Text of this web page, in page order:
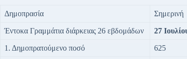
Δημοπρασία Σημερινή
Έντοκα Γραμμάτια διάρκειας 26 εβδομάδων 27
1. Δημοπρατούμενο ποσό 625